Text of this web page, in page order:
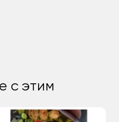
с этим